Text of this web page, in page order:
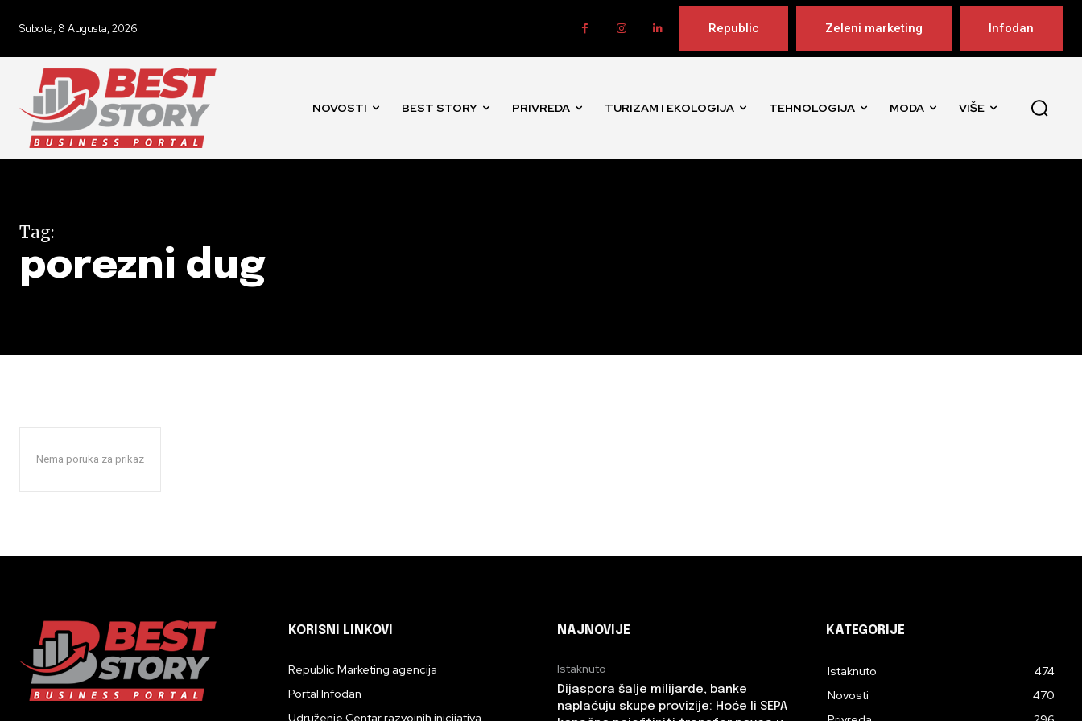
Subota, 8 Augusta, 2026 Republic Zeleni marketing Infodan
NOVOSTI BEST STORY PRIVREDA TURIZAM I EKOLOGIJA TEHNOLOGIJA MODA VIŠE
Tag:
porezni dug
Nema poruka za prikaz
KORISNI LINKOVI
Republic Marketing agencija
Portal Infodan
Udruženje Centar razvojnih inicijativa
NAJNOVIJE
Istaknuto
Dijaspora šalje milijarde, banke
naplaćuju skupe provizije: Hoće li SEPA
KATEGORIJE
Istaknuto
474
Novosti
470